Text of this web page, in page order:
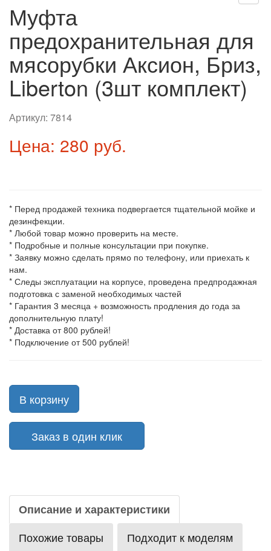
Муфта
предохранительная для
мясорубки Аксион, Бриз,
Liberton (3шт комплект)
Артикул: 7814
Цена: 280 руб.
* Перед продажей техника подвергается тщательной мойке и
дезинфекции.
* Любой товар можно проверить на месте.
* Подробные и полные консультации при покупке.
* Заявку можно сделать прямо по телефону, или приехать к
нам.
* Следы эксплуатации на корпусе, проведена предпродажная
подготовка с заменой необходимых частей
* Гарантия 3 месяца + возможность продления до года за
дополнительную плату!
* Доставка от 800 рублей!
* Подключение от 500 рублей!
В корзину
Заказ в один клик
Описание и характеристики
Похожие товары
Подходит к моделям